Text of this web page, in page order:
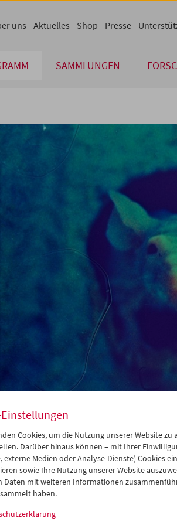
SAMMLUNGEN
uns Aktuelles Shop Presse
as a Subversive Art
to Amos Vogel
Oktober bis 25. November 2021
Hommage an Amos Vogel (1921–2012).
Cookies, um die Nutzung unserer Website
Darüber hinaus können – mit Ihrer
externe Medien oder Analyse-Dienste) Cookies
sowie Ihre Nutzung unserer Website
Daten mit weiteren Informationen
haben.